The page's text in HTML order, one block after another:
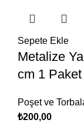
Sepete Ekle
Metalize
cm 1
Poşet ve
₺200,00